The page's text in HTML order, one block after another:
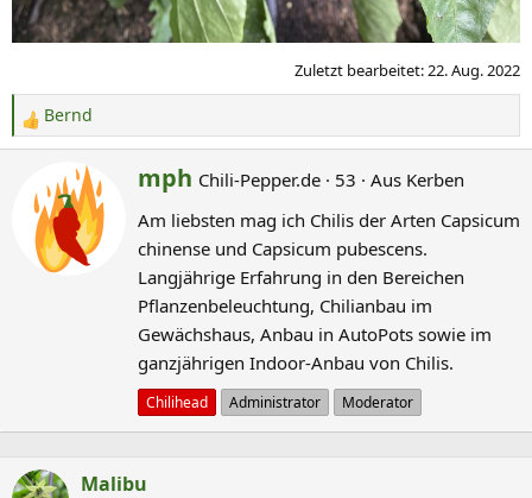
Zuletzt bearbeitet:22. Aug. 2022
R
e
Bernd
G
s
c
h
r
i
e
b
e
v
mph Chili-Pepper.de · 53 · Aus Kerben
Am liebsten mag ich Chilis der Arten Capsicum
chinense und Capsicum pubescens.
Langjährige Erfahrung in den Bereichen
Pflanzenbeleuchtung, Chilianbau im
Gewächshaus, Anbau in AutoPots sowie im
ganzjährigen Indoor-Anbau von Chilis.
Chilihead Administrator Moderator
Malibu